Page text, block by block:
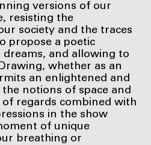
versions of our
resisting the
society and the traces
propose a poetic
and allowing to
whether as an
an enlightened and
notions of space and
of regards combined with
in the show
of unique
breathing or